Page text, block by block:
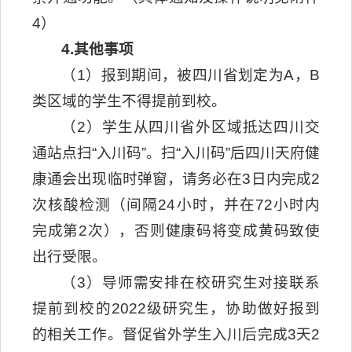
4）
4.其他事项
（1）报到期间，被四川省划定为A，B
类区域的学生不得提前到校。
（2）学生从四川省外区域抵达四川交
通站点扫“入川码”。扫“入川码”后四川天府健
康通会出现临时弹窗，请务必在3日内完成2
次核酸检测（间隔24小时，并在72小时内
完成第2次），否则健康码将变成黄码致使
出行受限。
（3）导师需安排在校研究生对接联系
提前到校的2022级研究生，协助做好报到
的相关工作。督促省外学生入川后完成3天2